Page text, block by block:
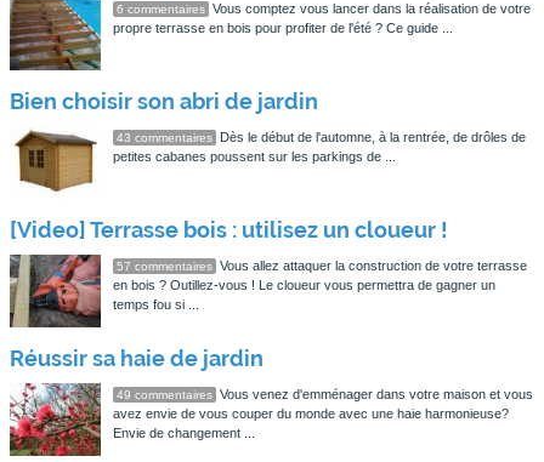
6 commentaires Vous comptez vous lancer dans la réalisation de votre
propre terrasse en bois pour profiter de l'été ? Ce guide ...
Bien choisir son abri de jardin
43 commentaires
Dès le début de l'automne, à la rentrée, de drôles de
petites cabanes poussent sur les parkings de ...
[Video] Terrasse bois : utilisez un cloueur !
57 commentaires Vous allez attaquer la construction de votre terrasse
en bois ? Outillez-vous ! Le cloueur vous permettra de gagner un
temps fou si ...
Réussir sa haie de jardin
49 commentaires Vous venez d'emménager dans votre maison et vous
avez envie de vous couper du monde avec une haie harmonieuse?
Envie de changement ...